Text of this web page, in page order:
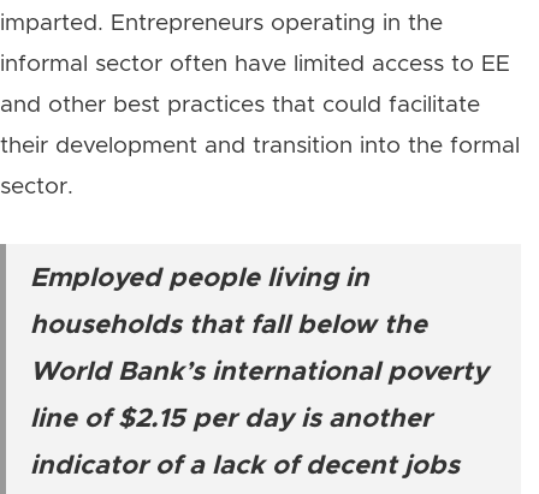
imparted. Entrepreneurs operating in the
informal sector often have limited access to EE
and other best practices that could facilitate
their development and transition into the formal
sector.
Employed people living in
households that fall below the
World Bank’s international poverty
line of $2.15 per day is another
indicator of a lack of decent jobs